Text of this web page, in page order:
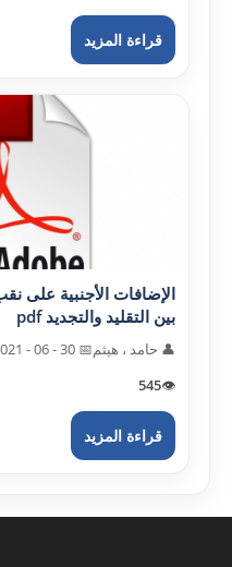
قراءة المزيد
الإضافات الأجنبية على
بين التقليد والتجديد pdf
👤 حامد ، هيثم📅 30 - 06 - 2021
👁️
545
قراءة المزيد